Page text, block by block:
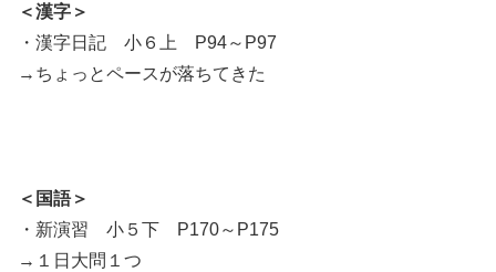
＜漢字＞
・漢字日記 小６上 P94～P97
→ちょっとペースが落ちてきた
＜国語＞
・新演習 小５下 P170～P175
→１日大問１つ